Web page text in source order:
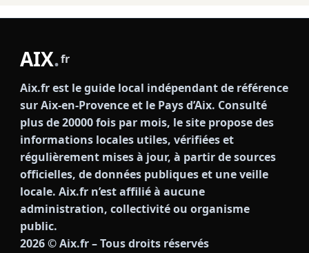
AIX.fr
Aix.fr est le guide local indépendant de référence
sur Aix-en-Provence et le Pays d’Aix. Consulté
plus de 20000 fois par mois, le site propose des
informations locales utiles, vérifiées et
régulièrement mises à jour, à partir de sources
officielles, de données publiques et une veille
locale. Aix.fr n’est affilié à aucune
administration, collectivité ou organisme
public.
2026© Aix.fr – Tous droits réservés